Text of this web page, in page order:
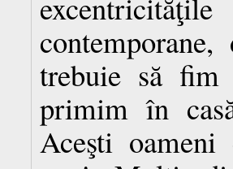
trebuie să fim
primim în
Aceşti